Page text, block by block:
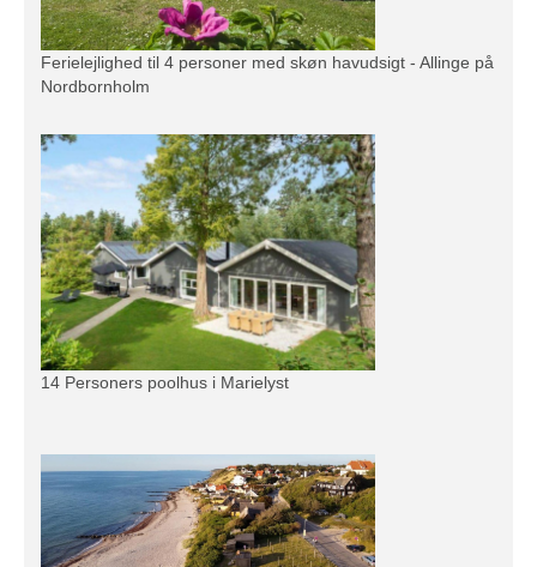
Ferielejlighed til 4 personer med skøn havudsigt - Allinge på
Nordbornholm
14 Personers poolhus i Marielyst